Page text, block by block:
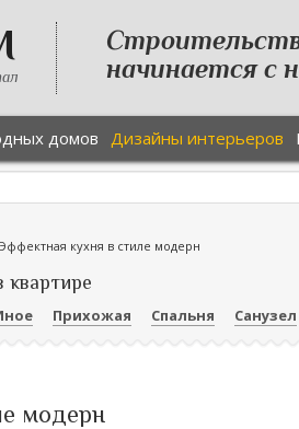
начинается с
домов Дизайны интерьеров
Эффектная кухня в стиле модерн
Прихожая Спальня Санузел
модерн